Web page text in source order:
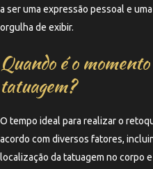
a ser uma expressão pessoal e
orgulha de exibir.
Quando é o
tatuagem?
O tempo ideal para realizar o
acordo com diversos fatores,
localização da tatuagem no corpo